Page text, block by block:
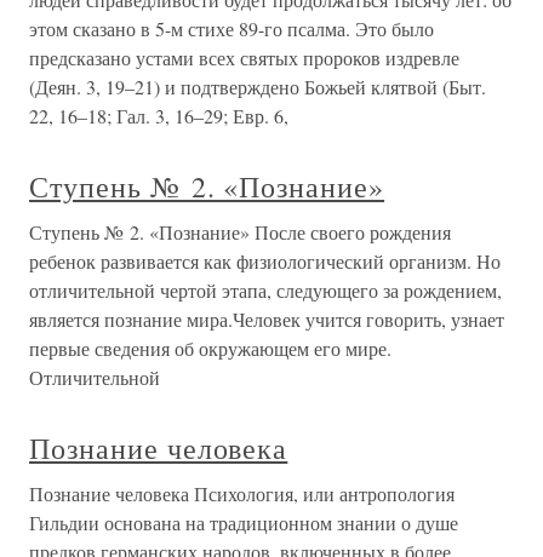
этом сказано в 5-м стихе 89-го псалма. Это было
предсказано устами всех святых пророков издревле
(Деян. 3, 19–21) и подтверждено Божьей клятвой (Быт.
22, 16–18; Гал. 3, 16–29; Евр. 6,
Ступень № 2. «Познание»
Ступень № 2. «Познание» После своего рождения
ребенок развивается как физиологический организм. Но
отличительной чертой этапа, следующего за рождением,
является познание мира.Человек учится говорить, узнает
первые сведения об окружающем его мире.
Отличительной
Познание человека
Познание человека Психология, или антропология
Гильдии основана на традиционном знании о душе
предков германских народов, включенных в более